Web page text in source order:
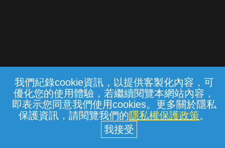
我們紀錄cookie資訊，以提供客製化內容，可
優化您的使用體驗，若繼續閱覽本網站內容，
即表示您同意我們使用cookies。更多關於隱私
保護資訊，請閱覽我們的隱私權保護政策。
常見問題 線上客服 服務條款 隱私權保護
中華電信股份有限公司個人家庭分公司
(統一編號：96979949) © 2026
{{notifyMsg}}